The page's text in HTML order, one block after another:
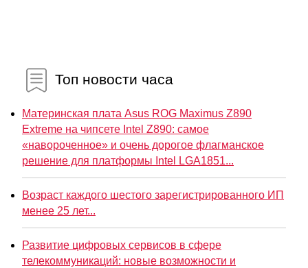
Топ новости часа
Материнская плата Asus ROG Maximus Z890
Extreme на чипсете Intel Z890: самое
«навороченное» и очень дорогое флагманское
решение для платформы Intel LGA1851...
Возраст каждого шестого зарегистрированного ИП
менее 25 лет...
Развитие цифровых сервисов в сфере
телекоммуникаций: новые возможности и